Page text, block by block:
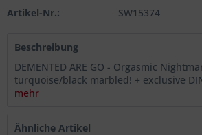
Artikel-Nr.: SW15374
Beschreibung
DEMENTED ARE GO - Orgasmic
turquoise/black marbled! + exclusive
mehr
Ähnliche Artikel